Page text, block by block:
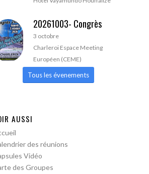
20261003- Congrès
3 octobre
Charleroi Espace Meeting
Européen (CEME)
Tous les évenements
AUSSI
des réunions
Vidéo
des Groupes